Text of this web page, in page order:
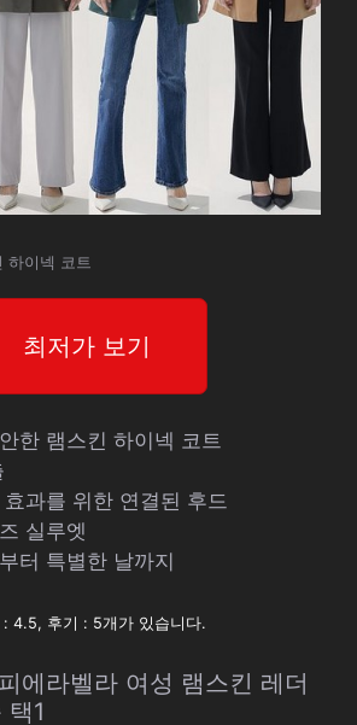
하이넥 코트
최저가 보기
한 램스킨 하이넥 코트
과를 위한 연결된 후드
실루엣
터 특별한 날까지
: 4.5, 후기 : 5개가 있습니다.
에라벨라 여성 램스킨 레더
1